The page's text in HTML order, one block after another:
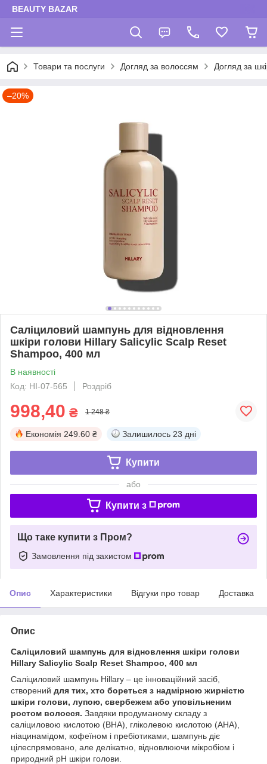
BEAUTY BAZAR
Товари та послуги Догляд за волоссям Догляд за
–20%
Саліциловий шампунь для відновлення
шкіри голови Hillary Salicylic Scalp Reset
Shampoo, 400 мл
В наявності
Код: HI-07-565
Роздріб
998,40 ₴ 1 248 ₴
Економія 249.60 ₴ Залишилось 23 дні
Купити
або
Купити з
Що таке купити з Пром?
Замовлення під захистом
Опис Характеристики Відгуки про товар Доставка
Опис
Саліциловий шампунь для відновлення шкіри голови
Hillary Salicylic Scalp Reset Shampoo, 400 мл
Саліциловий шампунь Hillary – це інноваційний засіб,
створений для тих, хто бореться з надмірною жирністю
шкіри голови, лупою, свербежем або уповільненим
ростом волосся. Завдяки продуманому складу з
саліциловою кислотою (BHA), гліколевою кислотою (AHA),
ніацинамідом, кофеїном і пребіотиками, шампунь діє
цілеспрямовано, але делікатно, відновлюючи мікробіом і
природний pH шкіри голови.